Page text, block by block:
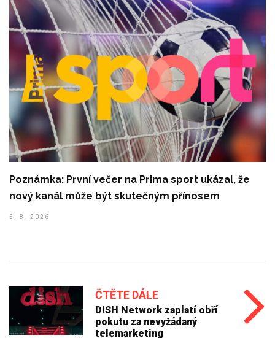
Poznámka: První večer na Prima sport ukázal, že
nový kanál může být skutečným přínosem
5. 8. 2026
ČTĚTE DÁLE
DISH Network zaplatí obří
pokutu za nevyžádaný
telemarketing